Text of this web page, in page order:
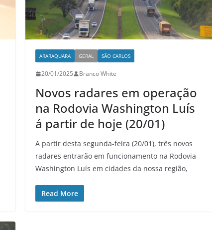
ARARAQUARA GERAL SÃO CARLOS
20/01/2025 Branco White
Novos radares em operação
na Rodovia Washington Luís
á partir de hoje (20/01)
A partir desta segunda-feira (20/01), três novos
radares entrarão em funcionamento na Rodovia
Washington Luís em cidades da nossa região,
Read More